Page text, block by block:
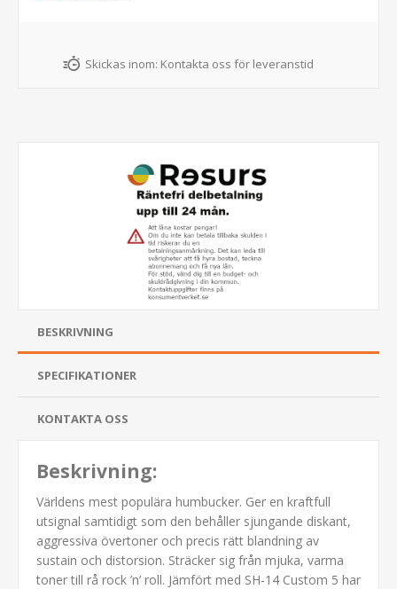
Skickas inom: Kontakta oss för leveranstid
BESKRIVNING
SPECIFIKATIONER
KONTAKTA OSS
Beskrivning:
Världens mest populära humbucker. Ger en kraftfull
utsignal samtidigt som den behåller sjungande diskant,
aggressiva övertoner och precis rätt blandning av
sustain och distorsion. Sträcker sig från mjuka, varma
toner till rå rock ’n’ roll. Jämfört med SH-14 Custom 5 har